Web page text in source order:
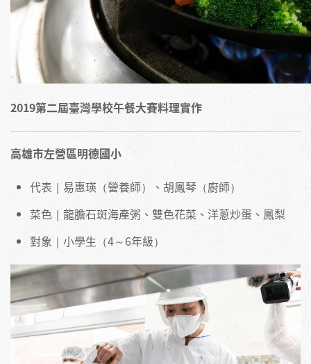
2019第二屆臺灣學校午餐大賽料理實作
高雄市左營區明德國小
代表｜易惠瑛（營養師）、胡鳳琴（廚師）
菜色｜龍膽石斑海產粥、雙色花菜、洋蔥炒蛋、鳳梨
對象｜小學生（4～6年級）